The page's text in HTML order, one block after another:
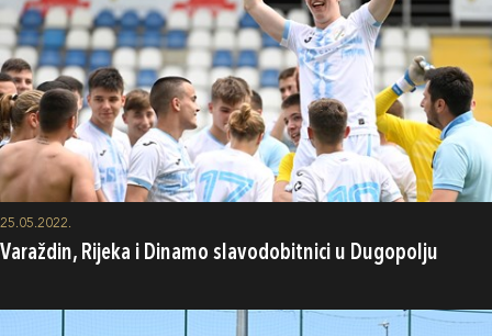
25.05.2022.
Varaždin, Rijeka i Dinamo slavodobitnici u Dugopolju